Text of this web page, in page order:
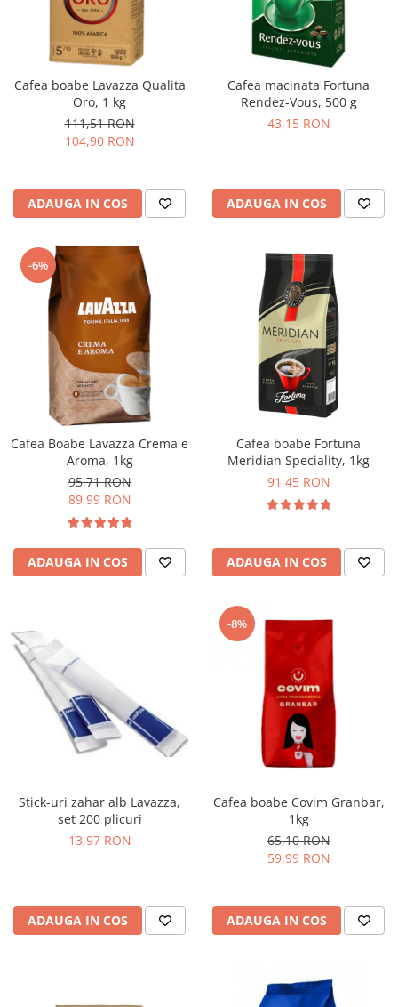
Cafea boabe Lavazza Qualita
Oro, 1 kg
111,51 RON
104,90 RON
ADAUGA IN COS
Cafea macinata Fortuna
Rendez-Vous, 500 g
43,15 RON
ADAUGA IN COS
-6%
Cafea Boabe Lavazza Crema e
Aroma, 1kg
95,71 RON
89,99 RON
ADAUGA IN COS
Cafea boabe Fortuna
Meridian Speciality, 1kg
91,45 RON
ADAUGA IN COS
Stick-uri zahar alb Lavazza,
set 200 plicuri
13,97 RON
ADAUGA IN COS
-8%
Cafea boabe Covim Granbar,
1kg
65,10 RON
59,99 RON
ADAUGA IN COS